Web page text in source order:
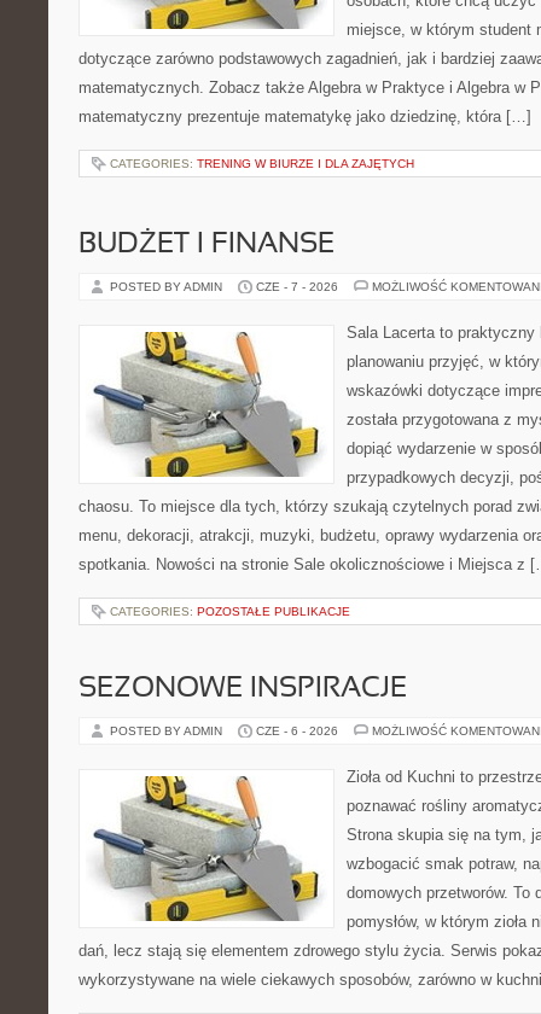
miejsce, w którym student
dotyczące zarówno podstawowych zagadnień, jak i bardziej
matematycznych. Zobacz także Algebra w Praktyce i Algebra w
matematyczny prezentuje matematykę jako dziedzinę, która […]
CATEGORIES: TRENING W BIURZE I DLA ZAJĘTYCH
BUDŻET I FINANSE
POSTED BY ADMIN CZE - 7 - 2026 MOŻLIWOŚĆ
Sala Lacerta to praktyczny
planowaniu przyjęć, w
wskazówki dotyczące
została przygotowana z
dopiąć wydarzenie w
przypadkowych decyzji,
chaosu. To miejsce dla tych, którzy szukają czytelnych porad
menu, dekoracji, atrakcji, muzyki, budżetu, oprawy wydarzenia
spotkania. Nowości na stronie Sale okolicznościowe i Miejsca z
CATEGORIES: POZOSTAŁE PUBLIKACJE
SEZONOWE INSPIRACJE
POSTED BY ADMIN CZE - 6 - 2026 MOŻLIWOŚĆ
Zioła od Kuchni to
poznawać rośliny
Strona skupia się na tym,
wzbogacić smak potraw,
domowych przetworów. To
pomysłów, w którym zioła
dań, lecz stają się elementem zdrowego stylu życia. Serwis
wykorzystywane na wiele ciekawych sposobów, zarówno w